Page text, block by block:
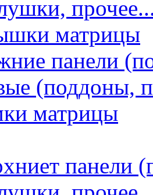
матрицы
панели
(поддоны,
матрицы
панели